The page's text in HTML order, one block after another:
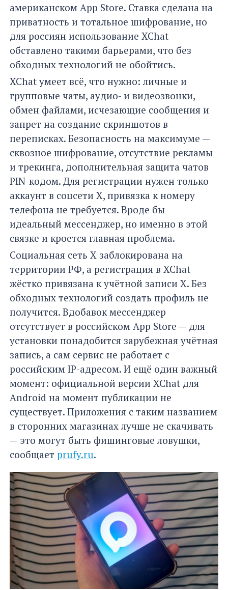
американском App Store. Ставка сделана на
приватность и тотальное шифрование, но
для россиян использование XChat
обставлено такими барьерами, что без
обходных технологий не обойтись.
XChat умеет всё, что нужно: личные и
групповые чаты, аудио- и видеозвонки,
обмен файлами, исчезающие сообщения и
запрет на создание скриншотов в
переписках. Безопасность на максимуме —
сквозное шифрование, отсутствие рекламы
и трекинга, дополнительная защита чатов
PIN-кодом. Для регистрации нужен только
аккаунт в соцсети X, привязка к номеру
телефона не требуется. Вроде бы
идеальный мессенджер, но именно в этой
связке и кроется главная проблема.
Социальная сеть X заблокирована на
территории РФ, а регистрация в XChat
жёстко привязана к учётной записи X. Без
обходных технологий создать профиль не
получится. Вдобавок мессенджер
отсутствует в российском App Store — для
установки понадобится зарубежная учётная
запись, а сам сервис не работает с
российским IP-адресом. И ещё один важный
момент: официальной версии XChat для
Android на момент публикации не
существует. Приложения с таким названием
в сторонних магазинах лучше не скачивать
— это могут быть фишинговые ловушки,
сообщает prufy.ru.